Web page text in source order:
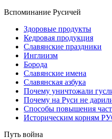
Вспоминание Русичей
Здоровые продукты
Кедровая продукция
Славянские праздники
Инглиизм
Борода
Славянские имена
Славянская азбука
Почему уничтожали
Почему на Руси не
Способы повышения
Историческим корням
Путь война